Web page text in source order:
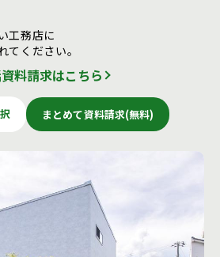
工務店に
てください。
料請求はこちら
まとめて資料請求(無料)